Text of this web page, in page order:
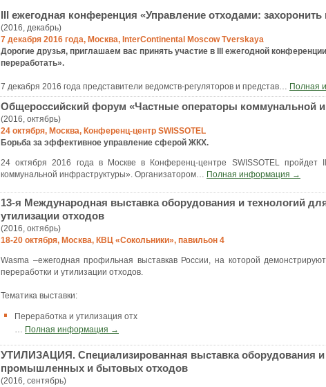
III ежегодная конференция «Управление отходами: захоронить
(2016, декабрь)
7 декабря 2016 года, Москва, InterContinental Moscow Tverskaya
Дорогие друзья, приглашаем вас принять участие в III ежегодной
переработать».
7 декабря 2016 года представители ведомств-регуляторов и представ… Полная
Общероссийский форум «Частные операторы коммунальной
(2016, октябрь)
24 октября, Москва, Конференц-центр SWISSOTEL
Борьба за эффективное управление сферой ЖКХ.
24 октября 2016 года в Москве в Конференц-центре SWISSOTEL
коммунальной инфраструктуры». Организатором… Полная информация →
13-я Международная выставка оборудования и технологий
утилизации отходов
(2016, октябрь)
18-20 октября, Москва, КВЦ «Сокольники», павильон 4
Wasma –ежегодная профильная выставкав России, на которой
переработки и утилизации отходов.
Тематика выставки:
Переработка и утилизация отх
… Полная информация →
УТИЛИЗАЦИЯ. Специализированная выставка оборудования и
промышленных и бытовых отходов
(2016, сентябрь)